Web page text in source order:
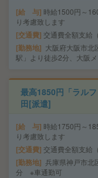
給 与 時給1500円～
り考慮致します
交通費 交通費全額支給
勤務地
大阪府大阪市
駅」より徒歩2分、大阪
最高1850円「ラル
田[派遣]
給 与 時給1750円～
り考慮致します
交通費 交通費全額支給
勤務地 兵庫県神戸市
分 ※車通勤可